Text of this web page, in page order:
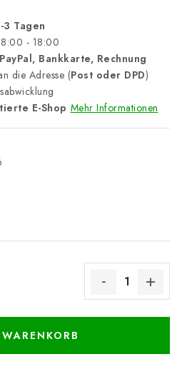
3 Tagen
- 18:00
PayPal, Bankkarte, Rechnung
die Adresse (Post oder DPD)
E-Shop Mehr Informationen